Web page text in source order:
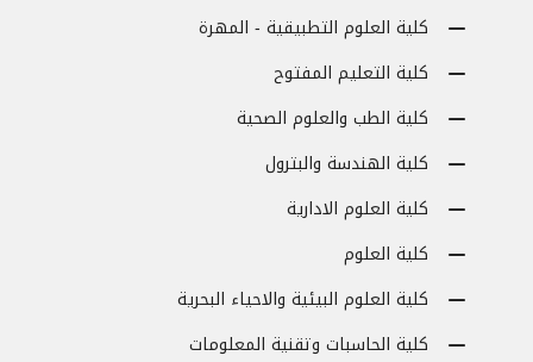
كلية العلوم التطبيقية - المهرة
كلية التعليم المفتوح
كلية الطب والعلوم الصحية
كلية الهندسة والبترول
كلية العلوم الادارية
كلية العلوم
كلية العلوم البيئية والاحياء البحرية
كلية الحاسبات وتقنية المعلومات